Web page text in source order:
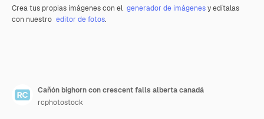
Crea tus propias imágenes con el generador de imágenesy edítalas
con nuestro editor de fotos.
Cañón bighorn con crescent falls alberta canadá
rcphotostock